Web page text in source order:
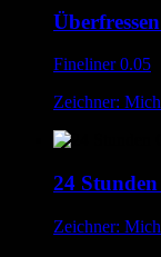
Fineliner 0.05
Zeichner:
24
Zeichner: